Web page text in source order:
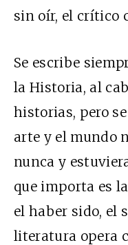
sin oír, el crítico
Se escribe
la Historia, al
historias, pero
arte y el mundo
nunca y
que importa es
el haber sido, el
literatura opera